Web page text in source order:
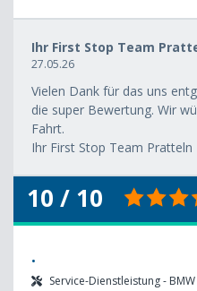
Ihr First Stop Team
27.05.26
Vielen Dank für das uns
die super Bewertung. Wir
Fahrt.
Ihr First Stop Team Pratteln
10 / 10
.
Service-Dienstleistung -